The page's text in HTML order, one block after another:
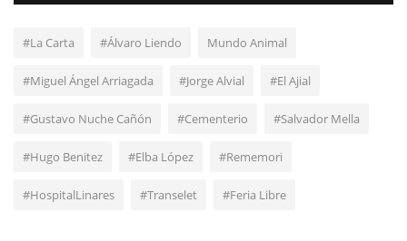
#La Carta #Álvaro Liendo Mundo Animal
#Miguel Ángel Arriagada #Jorge Alvial #El Ajial
#Gustavo Nuche Cañón #Cementerio #Salvador Mella
#Hugo Benitez #Elba López #Rememori
#HospitalLinares #Transelet #Feria Libre